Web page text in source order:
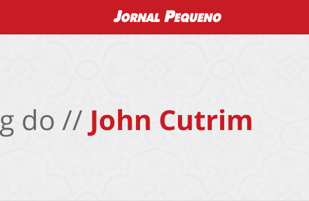
do // John Cutrim